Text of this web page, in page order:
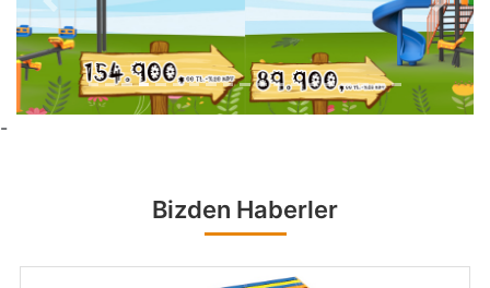
Previous Next
-
Bizden Haberler